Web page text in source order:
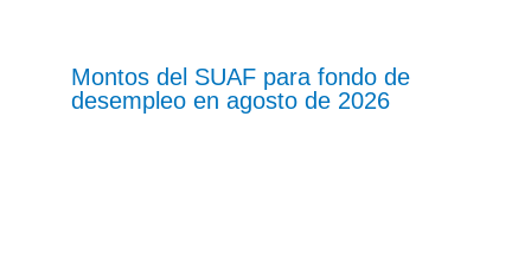
Montos del SUAF para fondo de
desempleo en agosto de 2026